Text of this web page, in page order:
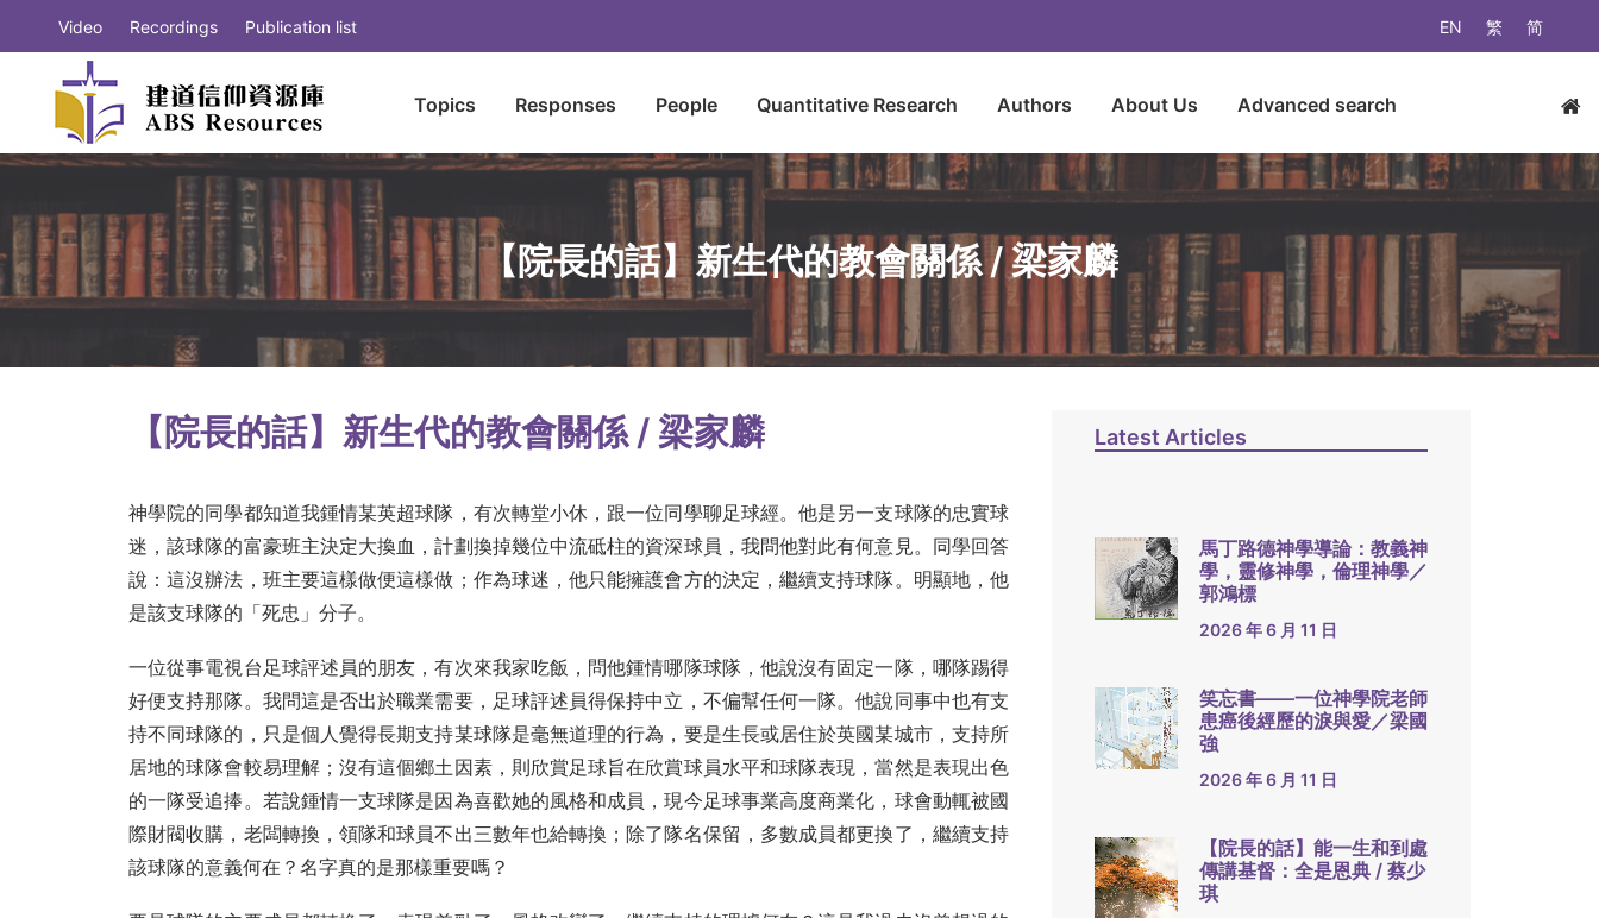
EN 繁 简
Video Recordings Publication list
Topics Responses People Quantitative Research Authors About Us Advanced search
【院長的話】新生代的教會關係 / 梁家麟
【院長的話】新生代的教會關係 / 梁家麟
神學院的同學都知道我鍾情某英超球隊，有次轉堂小休，跟一位同學聊足球經。他是另一支球隊的忠實球
迷，該球隊的富豪班主決定大換血，計劃換掉幾位中流砥柱的資深球員，我問他對此有何意見。同學回答
說：這沒辦法，班主要這樣做便這樣做；作為球迷，他只能擁護會方的決定，繼續支持球隊。明顯地，他
是該支球隊的「死忠」分子。
一位從事電視台足球評述員的朋友，有次來我家吃飯，問他鍾情哪隊球隊，他說沒有固定一隊，哪隊踢得
好便支持那隊。我問這是否出於職業需要，足球評述員得保持中立，不偏幫任何一隊。他說同事中也有支
持不同球隊的，只是個人覺得長期支持某球隊是毫無道理的行為，要是生長或居住於英國某城市，支持所
居地的球隊會較易理解；沒有這個鄉土因素，則欣賞足球旨在欣賞球員水平和球隊表現，當然是表現出色
的一隊受追捧。若說鍾情一支球隊是因為喜歡她的風格和成員，現今足球事業高度商業化，球會動輒被國
際財閥收購，老闆轉換，領隊和球員不出三數年也給轉換；除了隊名保留，多數成員都更換了，繼續支持
該球隊的意義何在？名字真的是那樣重要嗎？
Latest Articles
馬丁路德神學導論：教義神
學，靈修神學，倫理神學／
郭鴻標
2026 年 6 月 11 日
笑忘書——一位神學院老師
患癌後經歷的淚與愛／梁國
強
2026 年 6 月 11 日
【院長的話】能一生和到處
傳講基督：全是恩典 / 蔡少
琪